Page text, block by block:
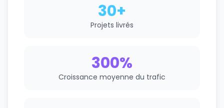
30+
Projets livrés
300%
Croissance moyenne du trafic